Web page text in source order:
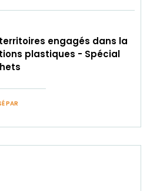
engagés dans la
plastiques - Spécial
PAR